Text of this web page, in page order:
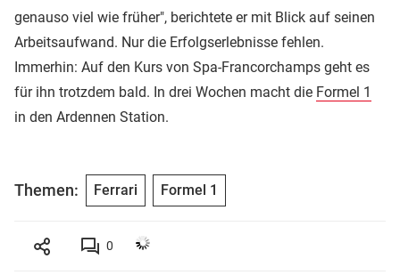
genauso viel wie früher", berichtete er mit Blick auf seinen
Arbeitsaufwand. Nur die Erfolgserlebnisse fehlen.
Immerhin: Auf den Kurs von Spa-Francorchamps geht es
für ihn trotzdem bald. In drei Wochen macht die Formel 1
in den Ardennen Station.
Themen: Ferrari Formel 1
0